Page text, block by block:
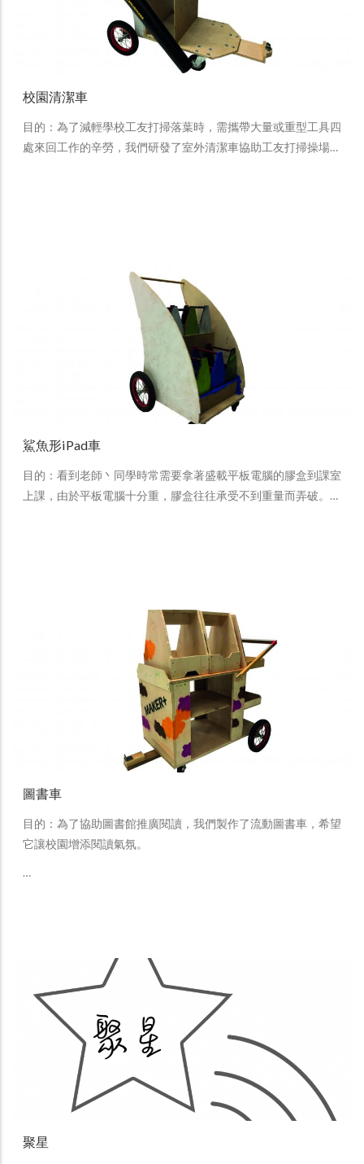
校園清潔車
目的：為了減輕學校工友打掃落葉時，需攜帶大量或重型工具四
處來回工作的辛勞，我們研發了室外清潔車協助工友打掃操場…
鯊魚形iPad車
目的：看到老師丶同學時常需要拿著盛載平板電腦的膠盒到課室
上課，由於平板電腦十分重，膠盒往往承受不到重量而弄破。…
圖書車
目的：為了協助圖書館推廣閱讀，我們製作了流動圖書車，希望
它讓校園增添閱讀氣氛。
…
聚星